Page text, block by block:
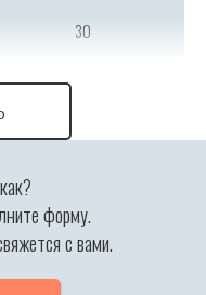
30
1100x774x249
890x342x673
форму.
с вами.